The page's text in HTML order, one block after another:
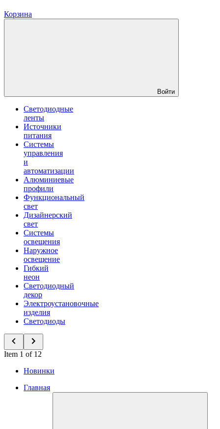
Корзина
Войти
Светодиодные
ленты
Источники
питания
Системы
управления
и
автоматизации
Алюминиевые
профили
Функциональный
свет
Дизайнерский
свет
Системы
освещения
Наружное
освещение
Гибкий
неон
Светодиодный
декор
Электроустановочные
изделия
Светодиоды
Item 1 of 12
Новинки
Главная